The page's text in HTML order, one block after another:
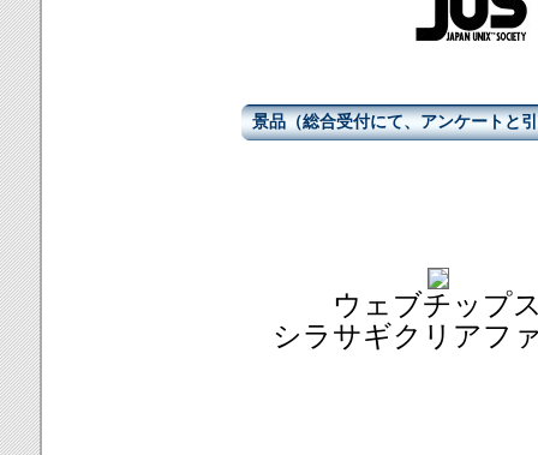
景品（総合受付にて、アンケートと
ウェブチップ
シラサギクリアフ